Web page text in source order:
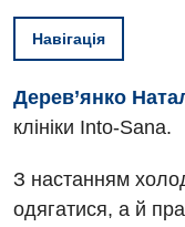
Навігація
Дерев’янко
клініки Into-Sana.
З настанням
одягатися, а й